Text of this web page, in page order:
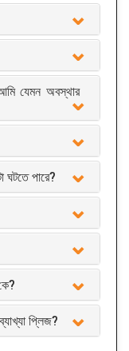
যেমন অবস্থার
ঘটতে পারে?
প্লিজ?